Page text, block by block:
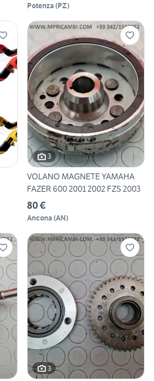
Potenza (PZ)
3
VOLANO MAGNETE YAMAHA
FAZER 600 2001 2002 FZS 2003
80 €
Ancona (AN)
3